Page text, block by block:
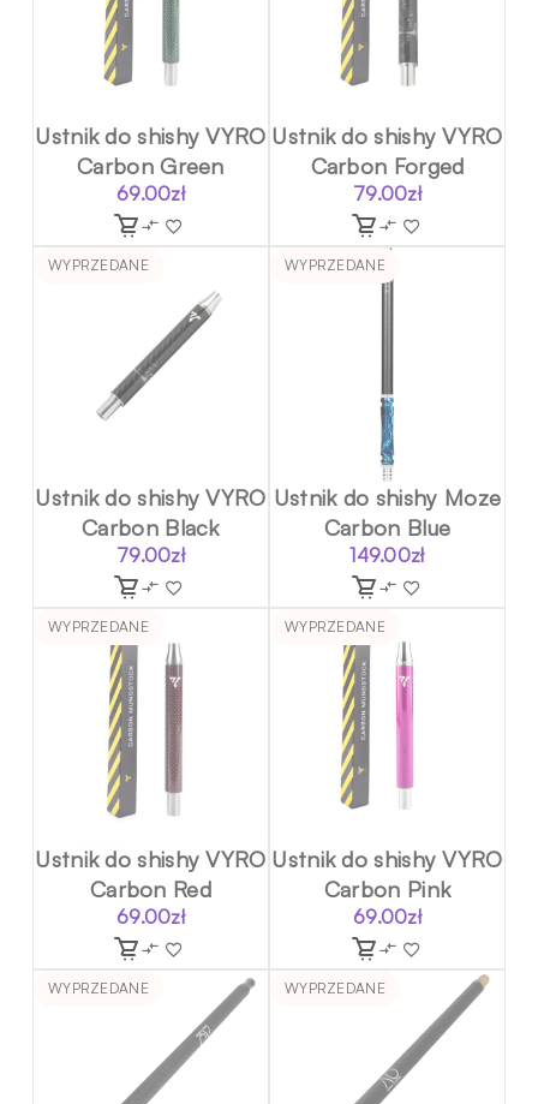
Ustnik do shishy VYRO
Carbon Green
69.00zł
Ustnik do shishy VYRO
Carbon Forged
79.00zł
WYPRZEDANE
Ustnik do shishy VYRO
Carbon Black
79.00zł
WYPRZEDANE
Ustnik do shishy Moze
Carbon Blue
149.00zł
WYPRZEDANE
Ustnik do shishy VYRO
Carbon Red
69.00zł
WYPRZEDANE
Ustnik do shishy VYRO
Carbon Pink
69.00zł
WYPRZEDANE WYPRZEDANE